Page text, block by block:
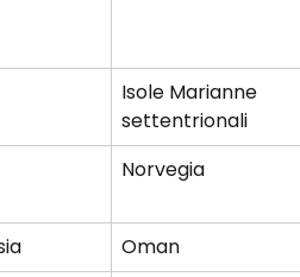
Isole Marianne
settentrionali
Norvegia
Oman